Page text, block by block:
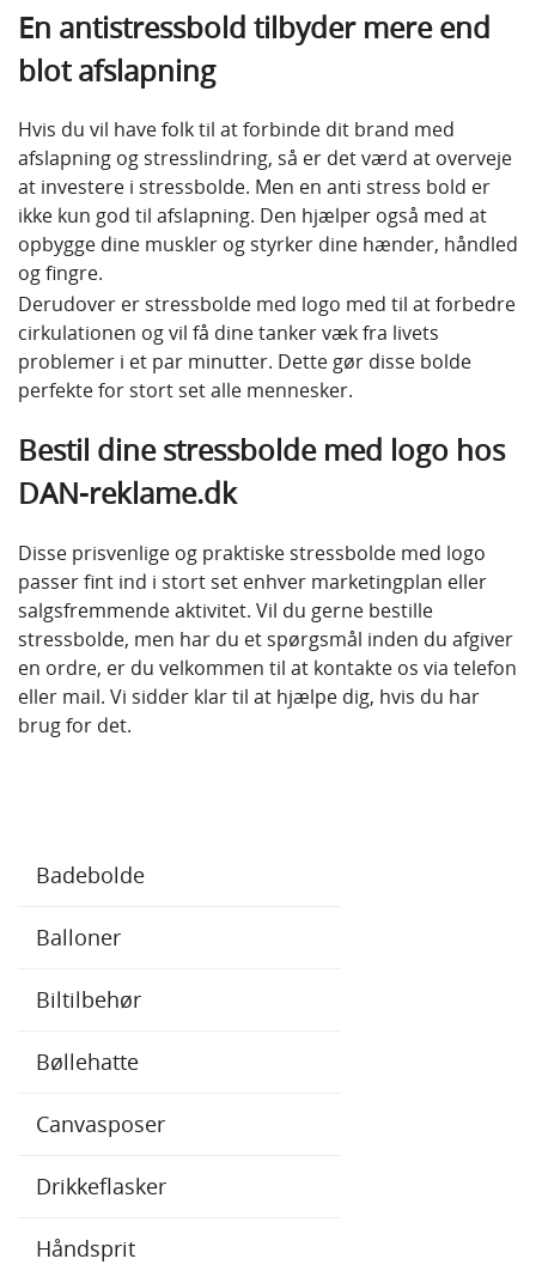
En antistressbold tilbyder mere end
blot afslapning
Hvis du vil have folk til at forbinde dit brand med
afslapning og stresslindring, så er det værd at overveje
at investere i stressbolde. Men en anti stress bold er
ikke kun god til afslapning. Den hjælper også med at
opbygge dine muskler og styrker dine hænder, håndled
og fingre.
Derudover er stressbolde med logo med til at forbedre
cirkulationen og vil få dine tanker væk fra livets
problemer i et par minutter. Dette gør disse bolde
perfekte for stort set alle mennesker.
Bestil dine stressbolde med logo hos
DAN-reklame.dk
Disse prisvenlige og praktiske stressbolde med logo
passer fint ind i stort set enhver marketingplan eller
salgsfremmende aktivitet. Vil du gerne bestille
stressbolde, men har du et spørgsmål inden du afgiver
en ordre, er du velkommen til at kontakte os via telefon
eller mail. Vi sidder klar til at hjælpe dig, hvis du har
brug for det.
Badebolde
Balloner
Biltilbehør
Bøllehatte
Canvasposer
Drikkeflasker
Håndsprit